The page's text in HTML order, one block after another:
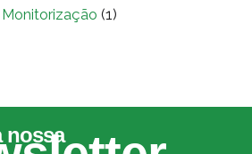
Monitorização (1)
nossa